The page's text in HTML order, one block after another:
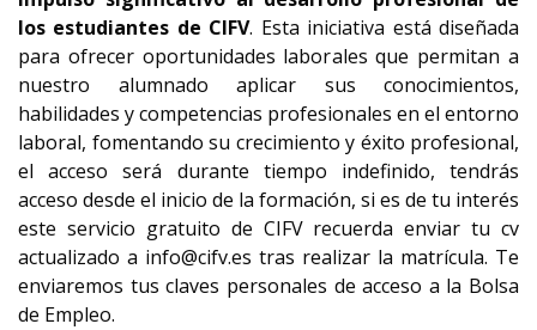
los estudiantes de CIFV. Esta iniciativa está diseñada
para ofrecer oportunidades laborales que permitan a
nuestro alumnado aplicar sus conocimientos,
habilidades y competencias profesionales en el entorno
laboral, fomentando su crecimiento y éxito profesional,
el acceso será durante tiempo indefinido, tendrás
acceso desde el inicio de la formación, si es de tu interés
este servicio gratuito de CIFV recuerda enviar tu cv
actualizado a info@cifv.es tras realizar la matrícula. Te
enviaremos tus claves personales de acceso a la Bolsa
de Empleo.